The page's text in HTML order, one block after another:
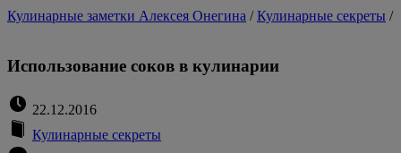
Кулинарные заметки Алексея Онегина /Кулинарные секреты /
Использование соков в кулинарии
22.12.2016
Кулинарные секреты